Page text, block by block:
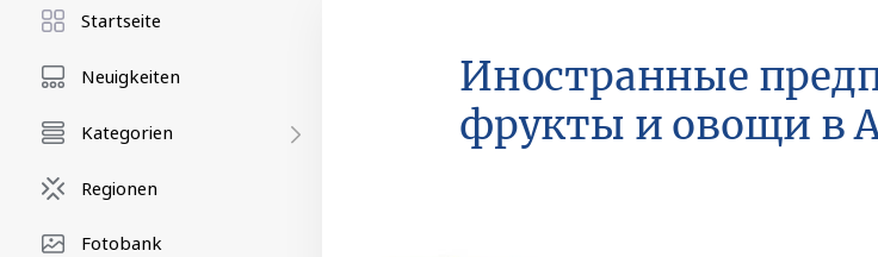
Startseite
Neuigkeiten
Kategorien
Regionen
Fotobank
Иностранные
фрукты и овощи в